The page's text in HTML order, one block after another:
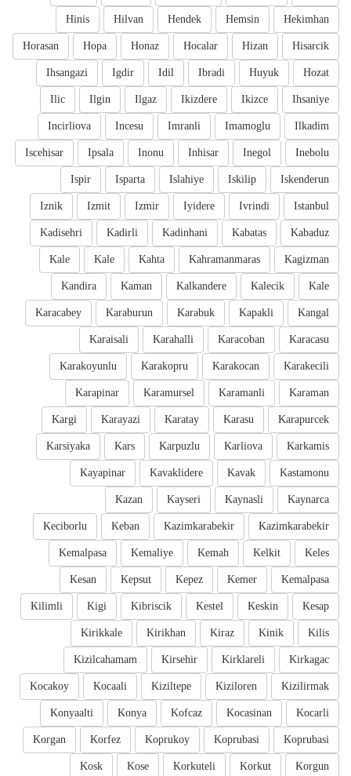
Hekimhan
Hemsin
Hendek
Hilvan
Hinis
Hisarcik
Hizan
Hocalar
Honaz
Hopa
Horasan
Hozat
Huyuk
Ibradi
Idil
Igdir
Ihsangazi
Ihsaniye
Ikizce
Ikizdere
Ilgaz
Ilgin
Ilic
Ilkadim
Imamoglu
Imranli
Incesu
Incirliova
Inebolu
Inegol
Inhisar
Inonu
Ipsala
Iscehisar
Iskenderun
Iskilip
Islahiye
Isparta
Ispir
Istanbul
Ivrindi
Iyidere
Izmir
Izmit
Iznik
Kabaduz
Kabatas
Kadinhani
Kadirli
Kadisehri
Kagizman
Kahramanmaras
Kahta
Kale
Kale
Kale
Kalecik
Kalkandere
Kaman
Kandira
Kangal
Kapakli
Karabuk
Karaburun
Karacabey
Karacasu
Karacoban
Karahalli
Karaisali
Karakecili
Karakocan
Karakopru
Karakoyunlu
Karaman
Karamanli
Karamursel
Karapinar
Karapurcek
Karasu
Karatay
Karayazi
Kargi
Karkamis
Karliova
Karpuzlu
Kars
Karsiyaka
Kastamonu
Kavak
Kavaklidere
Kayapinar
Kaynarca
Kaynasli
Kayseri
Kazan
Kazimkarabekir
Kazimkarabekir
Keban
Keciborlu
Keles
Kelkit
Kemah
Kemaliye
Kemalpasa
Kemalpasa
Kemer
Kepez
Kepsut
Kesan
Kesap
Keskin
Kestel
Kibriscik
Kigi
Kilimli
Kilis
Kinik
Kiraz
Kirikhan
Kirikkale
Kirkagac
Kirklareli
Kirsehir
Kizilcahamam
Kizilirmak
Kiziloren
Kiziltepe
Kocaali
Kocakoy
Kocarli
Kocasinan
Kofcaz
Konya
Konyaalti
Koprubasi
Koprubasi
Koprukoy
Korfez
Korgan
Korgun
Korkut
Korkuteli
Kose
Kosk